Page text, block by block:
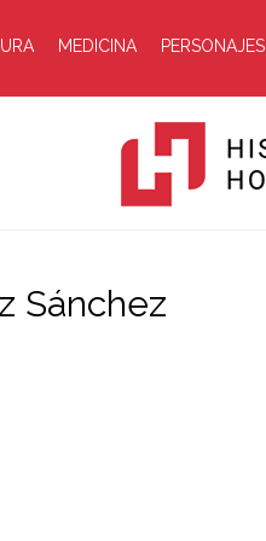
MEDICINA PERSONAJES
Sánchez